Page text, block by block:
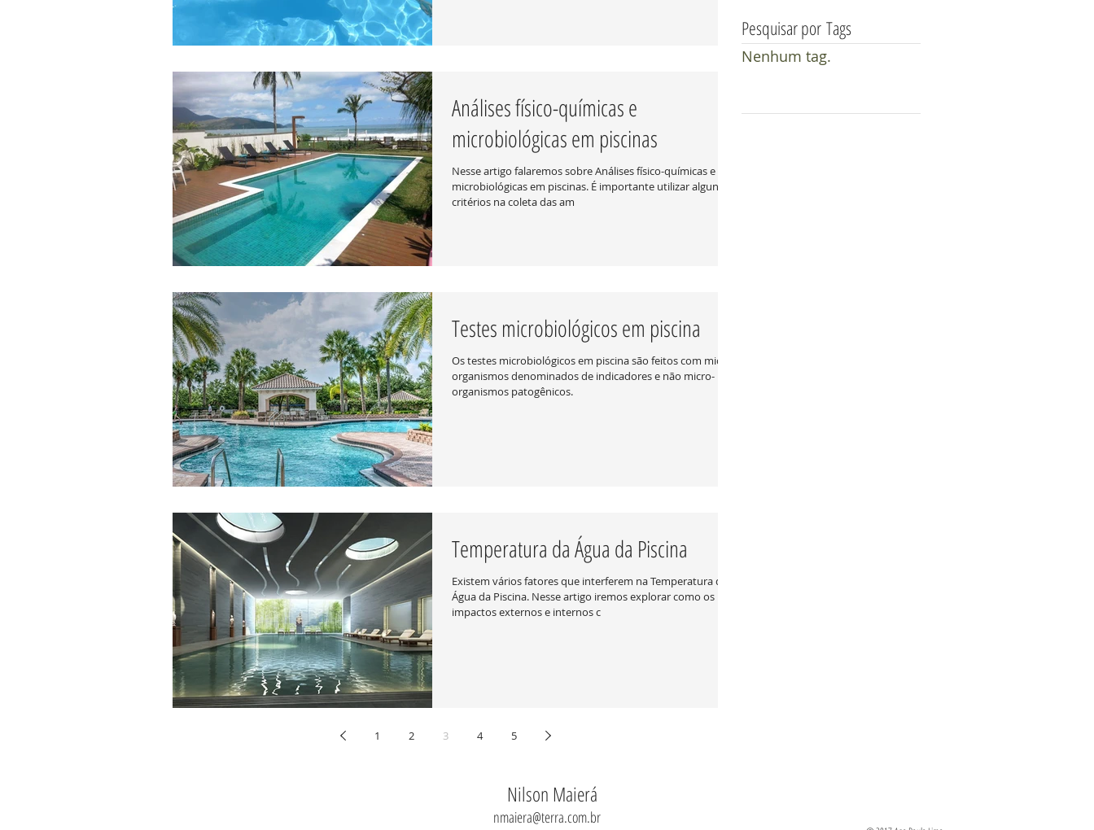
Análises físico-químicas e
microbiológicas em piscinas
Nesse artigo falaremos sobre Análises físico-químicas e
microbiológicas em piscinas. É importante utilizar alguns
critérios na coleta das am
Testes microbiológicos em piscina
Os testes microbiológicos em piscina são feitos com micro-
organismos denominados de indicadores e não micro-
organismos patogênicos.
Temperatura da Água da Piscina
Existem vários fatores que interferem na Temperatura da
Água da Piscina. Nesse artigo iremos explorar como os
impactos externos e internos c
1 2 3 4 5
Pesquisar por Tags
Nenhum tag.
Nilson Maierá
nmaiera@terra.com.br